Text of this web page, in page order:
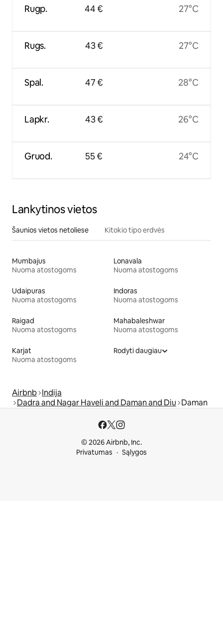
Rugp.
Rugs.
Spal.
Lapkr.
Gruod.
44 €
43 €
47 €
43 €
55 €
27°C
27°C
28°C
26°C
24°C
Lankytinos vietos
Šaunios vietos netoliese Kitokio tipo erdvės
Mumbajus
Nuoma atostogoms
Lonavala
Nuoma atostogoms
Udaipuras
Nuoma atostogoms
Indoras
Nuoma atostogoms
Raigad
Nuoma atostogoms
Mahabaleshwar
Nuoma atostogoms
Karjat
Nuoma atostogoms
Rodyti daugiau
Airbnb Indija
Dadra and Nagar Haveli and Daman and Diu Daman
© 2026 Airbnb, Inc.
Privatumas
Sąlygos